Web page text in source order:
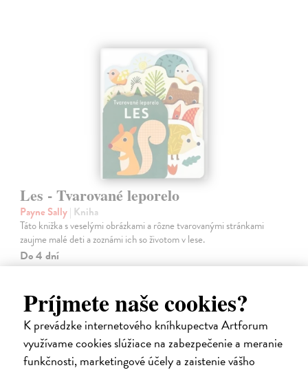
Príjmete naše cookies?
K prevádzke internetového kníhkupectva Artforum
využívame cookies slúžiace na zabezpečenie a meranie
funkčnosti, marketingové účely a zaistenie vášho
Les - Tvarované leporelo
Payne Sally| Kniha
Táto knižka s veselými obrázkami a rôzne tvarovanými stránkami
zaujme malé deti a zoznámi ich so životom v lese.
Do 4 dní
7,90 € ?